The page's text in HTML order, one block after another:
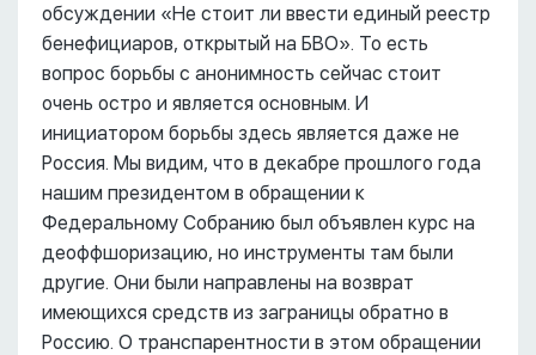
обсуждении «Не стоит ли ввести единый реестр
бенефициаров, открытый на БВО». То есть
вопрос борьбы с анонимность сейчас стоит
очень остро и является основным. И
инициатором борьбы здесь является даже не
Россия. Мы видим, что в декабре прошлого года
нашим президентом в обращении к
Федеральному Собранию был объявлен курс на
деоффшоризацию, но инструменты там были
другие. Они были направлены на возврат
имеющихся средств из заграницы обратно в
Россию. О транспарентности в этом обращении